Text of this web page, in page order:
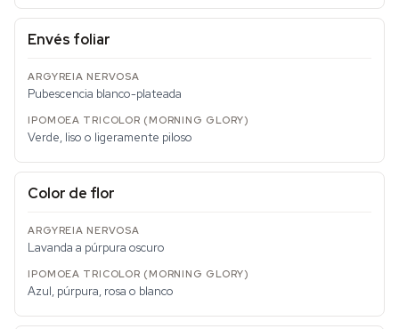
Envés foliar
Pubescencia blanco-plateada
Verde, liso o ligeramente piloso
Color de flor
Lavanda a púrpura oscuro
Azul, púrpura, rosa o blanco